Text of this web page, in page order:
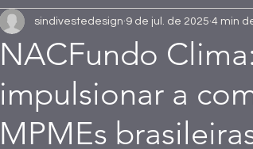
NACFundo
impulsionar a
MPMEs
sindivestedesign 9 de jul. de 2025 4 min